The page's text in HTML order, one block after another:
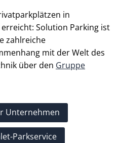
in
Solution Parking ist
zahlreiche
mit der Welt des
über den Gruppe
Unternehmen
Parkservice